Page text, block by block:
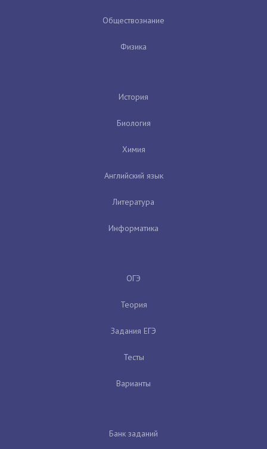
Обществознание
Физика
История
Биология
Химия
Английский язык
Литература
Информатика
ОГЭ
Теория
Задания ЕГЭ
Тесты
Варианты
Банк заданий